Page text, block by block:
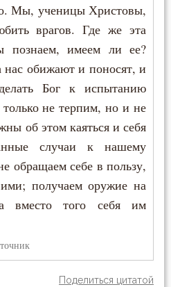
Мы, ученицы Христовы,
врагов. Где же эта
имеем ли ее?
нас обижают и поносят, и
Бог к испытанию
не терпим, но и не
об этом каяться и себя
случаи к нашему
обращаем себе в пользу,
получаем оружие на
вместо того себя им
Поделиться цитатой